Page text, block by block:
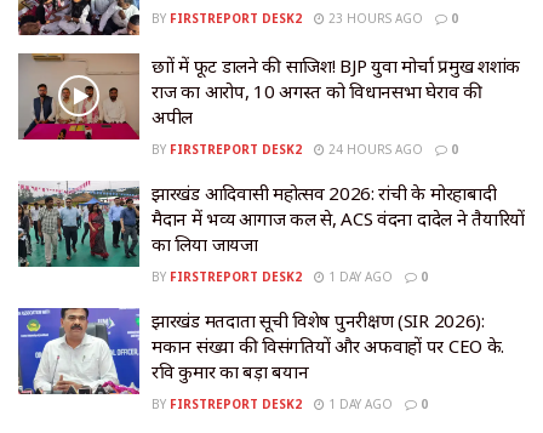
BY FIRSTREPORT DESK2 23 HOURS AGO 0
छात्रों में फूट डालने की साजिश! BJP युवा मोर्चा प्रमुख शशांक
राज का आरोप, 10 अगस्त को विधानसभा घेराव की
अपील
BY FIRSTREPORT DESK2 24 HOURS AGO 0
झारखंड आदिवासी महोत्सव 2026: रांची के मोरहाबादी
मैदान में भव्य आगाज कल से, ACS वंदना दादेल ने तैयारियों
का लिया जायजा
BY FIRSTREPORT DESK2 1 DAY AGO 0
झारखंड मतदाता सूची विशेष पुनरीक्षण (SIR 2026):
मकान संख्या की विसंगतियों और अफवाहों पर CEO के.
रवि कुमार का बड़ा बयान
BY FIRSTREPORT DESK2 1 DAY AGO 0